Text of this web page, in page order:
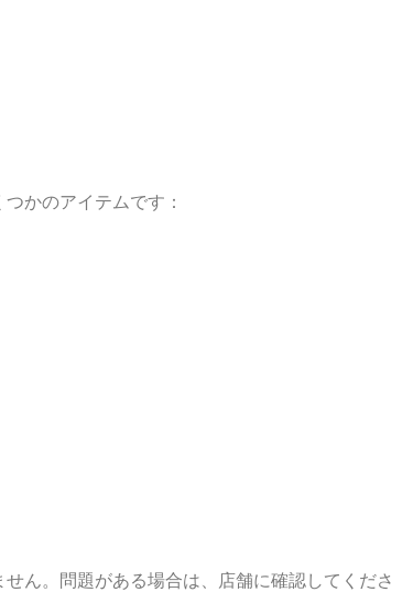
かのアイテムです：
ん。問題がある場合は、店舗に確認してくださ